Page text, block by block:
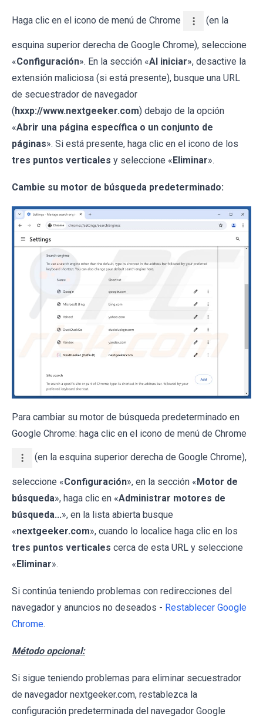
Haga clic en el icono de menú de Chrome (en la
esquina superior derecha de Google Chrome), seleccione
«Configuración». En la sección «Al iniciar», desactive la
extensión maliciosa (si está presente), busque una URL
de secuestrador de navegador
(hxxp://www.nextgeeker.com) debajo de la opción
«Abrir una página específica o un conjunto de
páginas». Si está presente, haga clic en el icono de los
tres puntos verticales y seleccione «Eliminar».
Cambie su motor de búsqueda predeterminado:
Para cambiar su motor de búsqueda predeterminado en
Google Chrome: haga clic en el icono de menú de Chrome
(en la esquina superior derecha de Google Chrome),
seleccione «Configuración», en la sección «Motor de
búsqueda», haga clic en «Administrar motores de
búsqueda...», en la lista abierta busque
«nextgeeker.com», cuando lo localice haga clic en los
tres puntos verticales cerca de esta URL y seleccione
«Eliminar».
Si continúa teniendo problemas con redirecciones del
navegador y anuncios no deseados - Restablecer Google
Chrome.
Método opcional:
Si sigue teniendo problemas para eliminar secuestrador
de navegador nextgeeker.com, restablezca la
configuración predeterminada del navegador Google